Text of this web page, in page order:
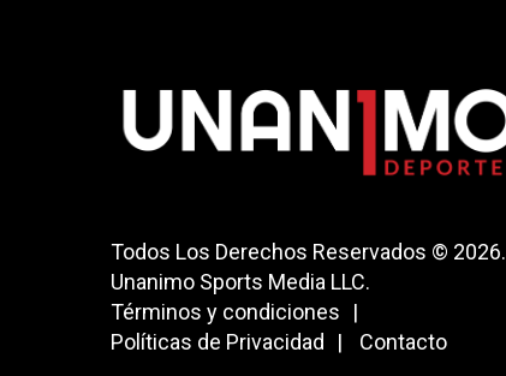
Todos Los Derechos Reservados © 2026.
Unanimo Sports Media LLC.
Términos y condiciones
Políticas de Privacidad
Contacto